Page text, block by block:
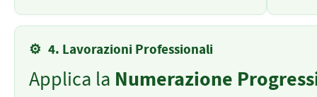
⚙️ 4. Lavorazioni Professionali
Applica la Numerazione